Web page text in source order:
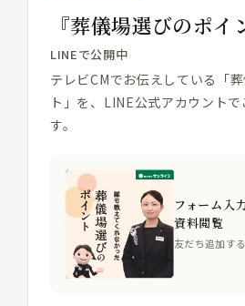
『葬儀場選びのポイ
LINEで公開中
テレビCMでお伝えしている「
ト」を、LINE公式アカウント
す。
フォーム入
資料閲覧
友だち追加す